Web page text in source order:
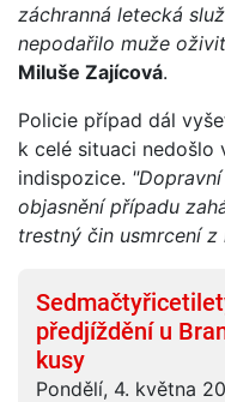
záchranná letecká
nepodařilo muže
Miluše Zajícová.
Policie případ dál
k celé situaci nedošlo
indispozice.
objasnění případu
trestný čin usmrcení z
předjíždění u
kusy
Pondělí, 4. května